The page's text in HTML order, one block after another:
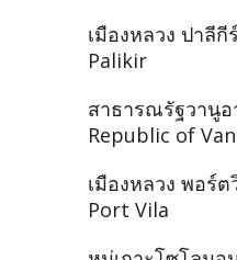
เมืองหลวง ปาลีกี
Palikir
สาธารณรัฐวานูอ
Republic of
เมืองหลวง พอร์ต
Port Vila